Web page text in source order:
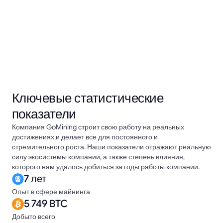
Ключевые статистические
показатели
Компания GoMining строит свою работу на реальных
достижениях и делает все для постоянного и
стремительного роста. Наши показатели отражают реальную
силу экосистемы компании, а также степень влияния,
которого нам удалось добиться за годы работы компании.
7 лет
Опыт в сфере майнинга
5 749 BTC
Добыто всего